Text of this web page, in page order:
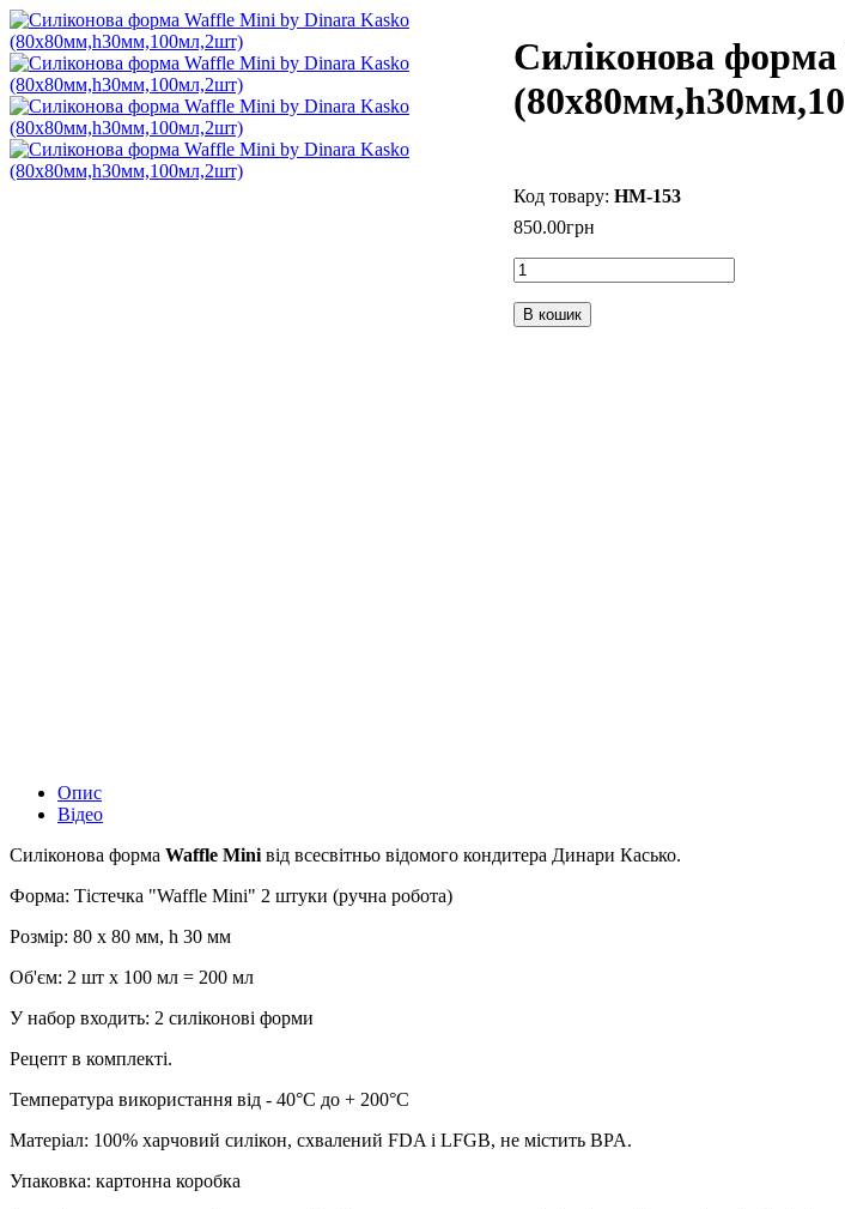
Силіконова
HM-153
850.00грн
В кошик
Опис
Відео
Силіконова форма Waffle Mini від всесвітньо відомого кондитера Динари Касько.
Форма: Тістечка "Waffle Mini" 2 штуки (ручна робота)
Розмір: 80 х 80 мм, h 30 мм
Об'єм: 2 шт х 100 мл = 200 мл
У набор входить: 2 силіконові форми
Рецепт в комплекті.
Температура використання від - 40°C до + 200°C
Матеріал: 100% харчовий силікон, схвалений FDA і LFGB, не містить BPA.
Упаковка: картонна коробка